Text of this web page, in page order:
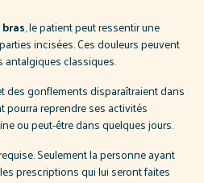
, le patient peut ressentir une
incisées. Ces douleurs peuvent
antalgiques classiques.
des gonflements disparaîtraient dans
pourra reprendre ses activités
ou peut-être dans quelques jours.
Seulement la personne ayant
prescriptions qui lui seront faites